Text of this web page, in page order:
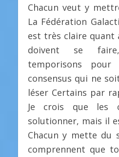
Chacun veut y
La Fédération
est très claire quant
doivent se
temporisons
consensus qui ne
léser Certains par
Je crois que les
solutionner, mais il
Chacun y mette du
comprennent que